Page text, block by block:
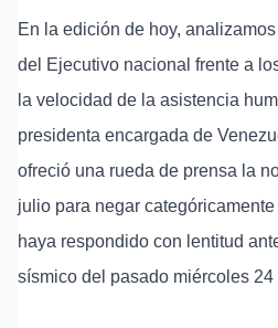
En la edición de hoy,
del Ejecutivo nacional frente a
la velocidad de la asistencia
presidenta encargada de
ofreció una rueda de prensa la
julio para negar
haya respondido con lentitud
sísmico del pasado miércoles 24